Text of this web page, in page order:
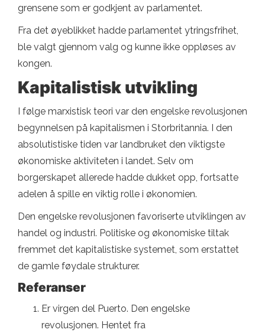
grensene som er godkjent av parlamentet.
Fra det øyeblikket hadde parlamentet ytringsfrihet,
ble valgt gjennom valg og kunne ikke oppløses av
kongen.
Kapitalistisk utvikling
I følge marxistisk teori var den engelske revolusjonen
begynnelsen på kapitalismen i Storbritannia. I den
absolutistiske tiden var landbruket den viktigste
økonomiske aktiviteten i landet. Selv om
borgerskapet allerede hadde dukket opp, fortsatte
adelen å spille en viktig rolle i økonomien.
Den engelske revolusjonen favoriserte utviklingen av
handel og industri. Politiske og økonomiske tiltak
fremmet det kapitalistiske systemet, som erstattet
de gamle føydale strukturer.
Referanser
Er virgen del Puerto. Den engelske
revolusjonen. Hentet fra